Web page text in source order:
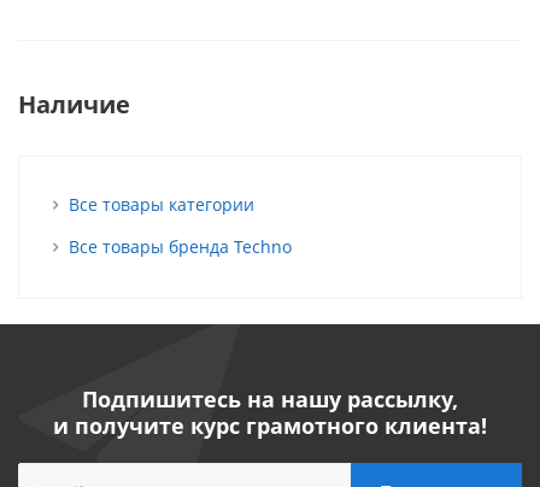
Наличие
Все товары категории
Все товары бренда Techno
Подпишитесь на нашу рассылку,
и получите курс грамотного клиента!